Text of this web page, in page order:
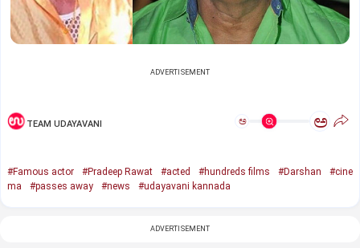
ADVERTISEMENT
TEAM UDAYAVANI ಅ ಅ
#Famous actor #Pradeep Rawat #acted #hundreds films #Darshan
#cine
ma
#passes away #news #udayavani kannada
ADVERTISEMENT